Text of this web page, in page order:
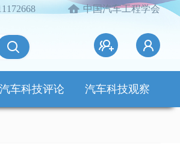
中国汽车工程学会
汽车科技评论 汽车科技观察